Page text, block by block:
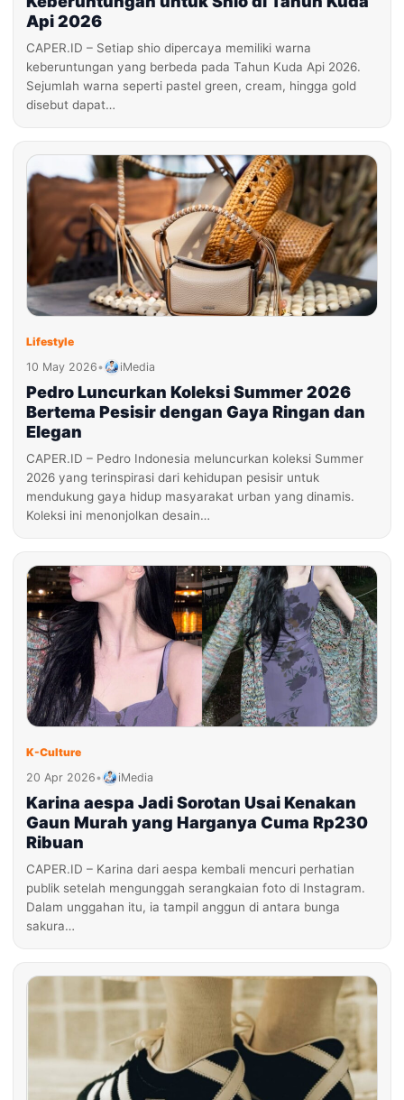
Api 2026
CAPER.ID – Setiap shio dipercaya memiliki warna
keberuntungan yang berbeda pada Tahun Kuda Api 2026.
Sejumlah warna seperti pastel green, cream, hingga gold
disebut dapat…
Lifestyle
10 May 2026• iMedia
Pedro Luncurkan Koleksi Summer 2026
Bertema Pesisir dengan Gaya Ringan dan
Elegan
CAPER.ID – Pedro Indonesia meluncurkan koleksi Summer
2026 yang terinspirasi dari kehidupan pesisir untuk
mendukung gaya hidup masyarakat urban yang dinamis.
Koleksi ini menonjolkan desain…
K-Culture
20 Apr 2026• iMedia
Karina aespa Jadi Sorotan Usai Kenakan
Gaun Murah yang Harganya Cuma Rp230
Ribuan
CAPER.ID – Karina dari aespa kembali mencuri perhatian
publik setelah mengunggah serangkaian foto di Instagram.
Dalam unggahan itu, ia tampil anggun di antara bunga
sakura…